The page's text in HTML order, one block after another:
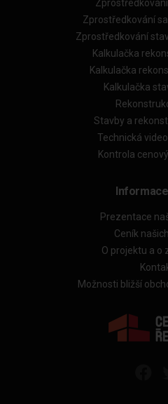
Zprostředkování
Zprostředkování
Kalkulačka
Kalkulačka
Kalkulačka
Stavby a
Technická
Kontrola
Prezentace
Ceník
O projektu a o
Možnosti bližší